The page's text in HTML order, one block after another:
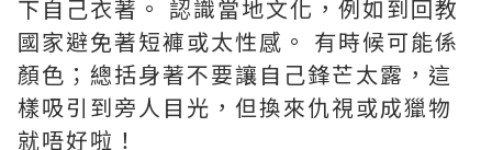
下自己衣著。 認識當地文化，例如到回教
國家避免著短褲或太性感。 有時候可能係
顏色；總括身著不要讓自己鋒芒太露，這
樣吸引到旁人目光，但換來仇視或成獵物
就唔好啦！